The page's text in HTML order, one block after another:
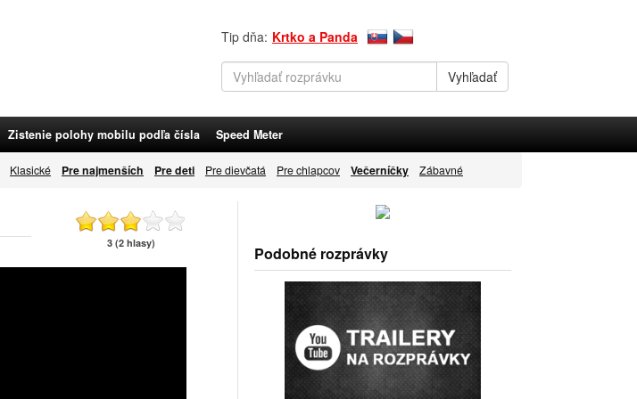
Tip dňa: Krtko a Panda
Zistenie polohy mobilu podľa čísla Speed Meter
Klasické Pre najmenších Pre deti Pre dievčatá Pre chlapcov Večerníčky Zábavné
3 (2 hlasy)
Podobné rozprávky